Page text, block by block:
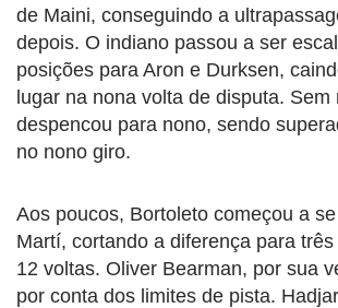
de Maini, conseguindo a
depois. O indiano passou a ser
posições para Aron e Durksen,
lugar na nona volta de disputa. Sem
despencou para nono, sendo
no nono giro.
Aos poucos, Bortoleto começou a
Martí, cortando a diferença para
12 voltas. Oliver Bearman, por sua
por conta dos limites de pista.